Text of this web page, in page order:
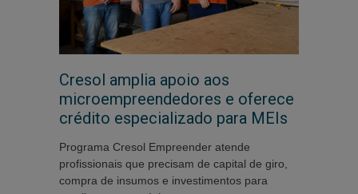
Cresol amplia apoio aos
microempreendedores e oferece
crédito especializado para MEIs
Programa Cresol Empreender atende
profissionais que precisam de capital de giro,
compra de insumos e investimentos para